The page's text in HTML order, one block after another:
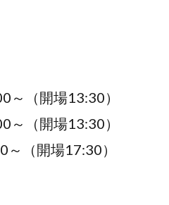
（開場13:30）
（開場13:30）
（開場17:30）